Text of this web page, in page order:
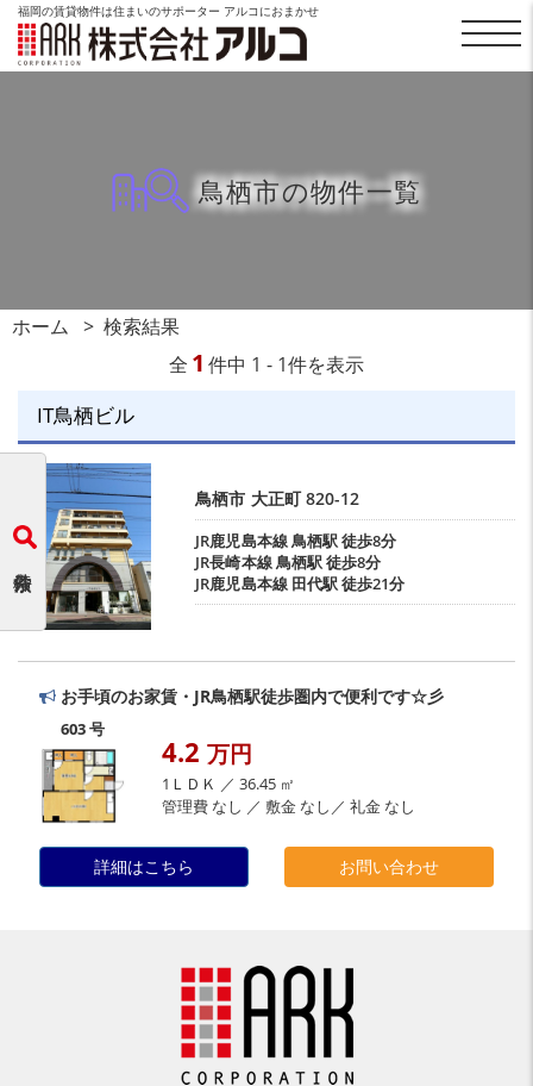
福岡の賃貸物件は住まいのサポーター アルコにおまかせ
鳥栖市の物件一覧
ホーム
検索結果
全 1 件中 1 - 1件を表示
IT鳥栖ビル
鳥栖市 大正町820-12
JR鹿児島本線鳥栖駅徒歩8分
JR長崎本線鳥栖駅徒歩8分
JR鹿児島本線 田代駅徒歩21分
お手頃のお家賃・JR鳥栖駅徒歩圏内で便利です☆彡
603 号
4.2 万円
1ＬＤＫ ／ 36.45 ㎡
管理費 なし ／ 敷金 なし／ 礼金 なし
詳細はこちら お問い合わせ